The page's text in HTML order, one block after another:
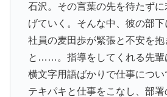
石沢。その言葉の先を待たず
げていく。そんな中、彼の部
社員の麦田歩が緊張と不安を
と……。指導をしてくれる先輩
横文字用語ばかりで仕事につ
テキパキと仕事をこなし、部